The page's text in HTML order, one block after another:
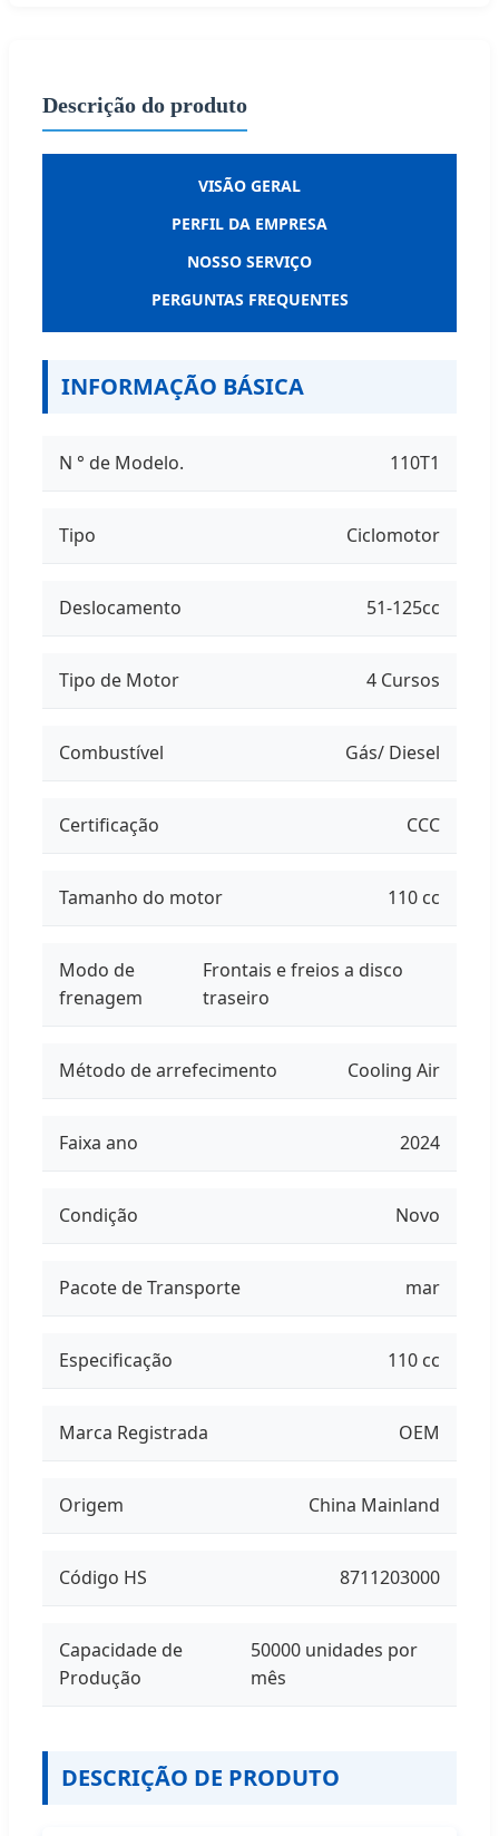
Descrição do produto
VISÃO GERAL
PERFIL DA EMPRESA
NOSSO SERVIÇO
PERGUNTAS FREQUENTES
INFORMAÇÃO BÁSICA
N ° de Modelo. 110T1
Tipo Ciclomotor
Deslocamento 51-125cc
Tipo de Motor 4 Cursos
Combustível Gás/ Diesel
Certificação CCC
Tamanho do motor 110 cc
Modo de
frenagem
Frontais e freios a disco
traseiro
Método de arrefecimento Cooling Air
Faixa ano 2024
Condição Novo
Pacote de Transporte mar
Especificação 110 cc
Marca Registrada OEM
Origem China Mainland
Código HS 8711203000
Capacidade de
Produção
50000 unidades por
mês
DESCRIÇÃO DE PRODUTO